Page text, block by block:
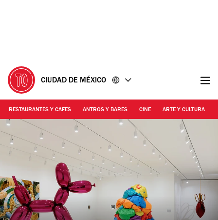
CIUDAD DE MÉXICO
RESTAURANTES Y CAFES ANTROS Y BARES CINE ARTE Y CULTURA